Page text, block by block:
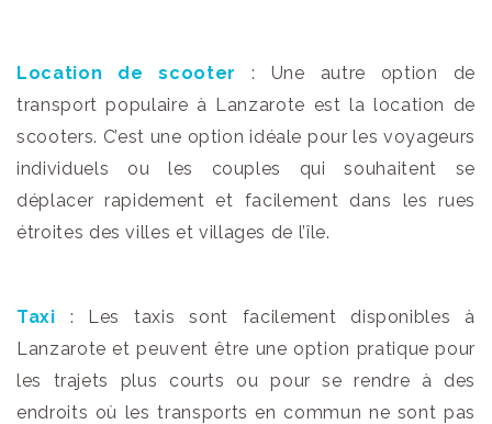
Location de scooter
: Une autre option de
transport populaire à Lanzarote est la location de
scooters. C’est une option idéale pour les voyageurs
individuels ou les couples qui souhaitent se
déplacer rapidement et facilement dans les rues
étroites des villes et villages de l’île.
Taxi
: Les taxis sont facilement disponibles à
Lanzarote et peuvent être une option pratique pour
les trajets plus courts ou pour se rendre à des
endroits où les transports en commun ne sont pas